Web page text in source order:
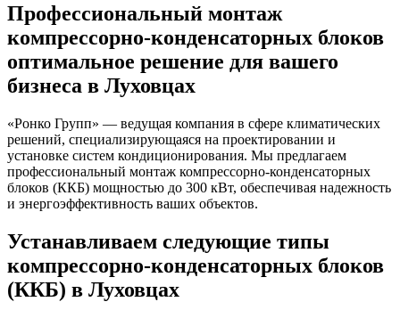
Профессиональный монтаж
компрессорно-конденсаторных блоков
оптимальное решение для вашего
бизнеса в Луховцах
«Ронко Групп» — ведущая компания в сфере климатических
решений, специализирующаяся на проектировании и
установке систем кондиционирования. Мы предлагаем
профессиональный монтаж компрессорно-конденсаторных
блоков (ККБ) мощностью до 300 кВт, обеспечивая надежность
и энергоэффективность ваших объектов.
Устанавливаем следующие типы
компрессорно-конденсаторных блоков
(ККБ) в Луховцах